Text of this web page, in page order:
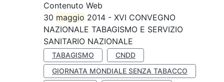
Contenuto Web
30 maggio 2014 - XVI CONVEGNO
NAZIONALE TABAGISMO E SERVIZIO
SANITARIO NAZIONALE
TABAGISMO
CNDD
GIORNATA MONDIALE SENZA TABACCO